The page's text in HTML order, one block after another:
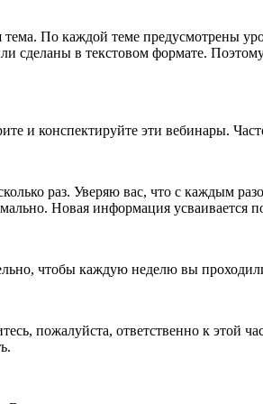
По каждой теме предусмотрены
сделаны в текстовом формате.
и конспектируйте эти вебинары.
раз. Уверяю вас, что с каждым
Новая информация усваивается
чтобы каждую неделю вы
пожалуйста, ответственно к этой